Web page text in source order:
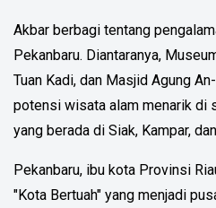
Akbar berbagi tentang
Pekanbaru. Diantaranya,
Tuan Kadi, dan Masjid Agung
potensi wisata alam menarik di
yang berada di Siak, Kampar,
Pekanbaru, ibu kota Provinsi
"Kota Bertuah" yang menjadi